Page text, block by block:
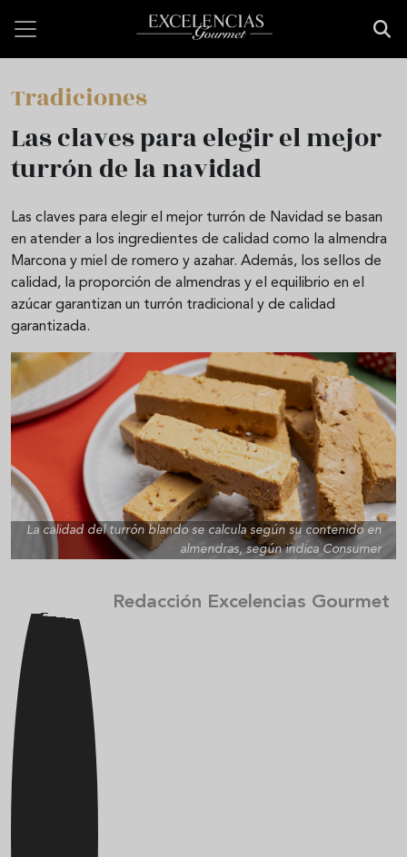
Tradiciones
Las claves para elegir el mejor
turrón de la navidad
Las claves para elegir el mejor turrón de Navidad se basan
en atender a los ingredientes de calidad como la almendra
Marcona y miel de romero y azahar. Además, los sellos de
calidad, la proporción de almendras y el equilibrio en el
azúcar garantizan un turrón tradicional y de calidad
garantizada.
La calidad del turrón blando se calcula según su contenido en
almendras, según indica Consumer
Redacción Excelencias Gourmet